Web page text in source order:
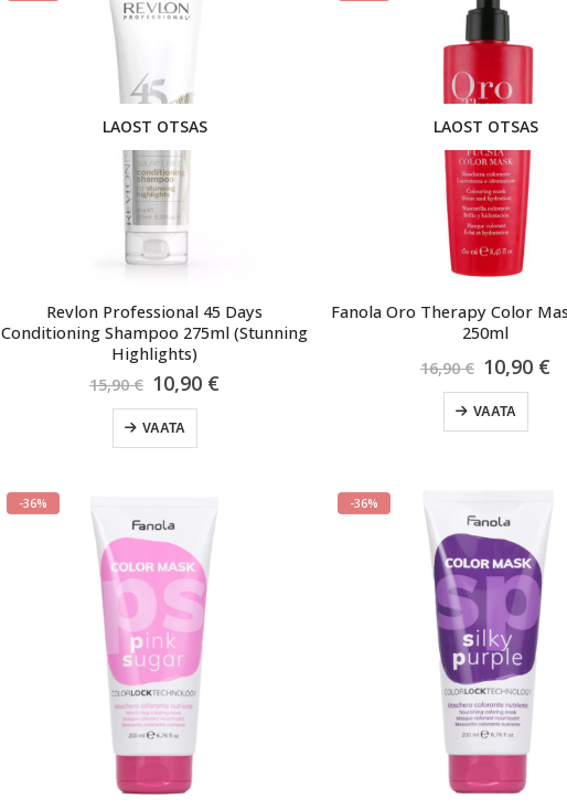
LAOST OTSAS
Revlon Professional 45 Days
Conditioning Shampoo 275ml (Stunning
Highlights)
15,90€ Algne
hind
oli:
15,90 €.
10,90 €Praegune
VAATA
LAOST OTSAS
Fanola Oro Therapy Color
250ml
16,90€ Algne
hind
oli:
16,90 €.
10,90 €
VAATA
-36% -36%